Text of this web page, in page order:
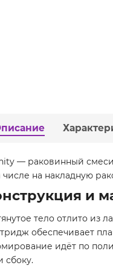
— раковинный
числе на накладную
и
тело отлито из
обеспечивает
идёт по
сбоку.